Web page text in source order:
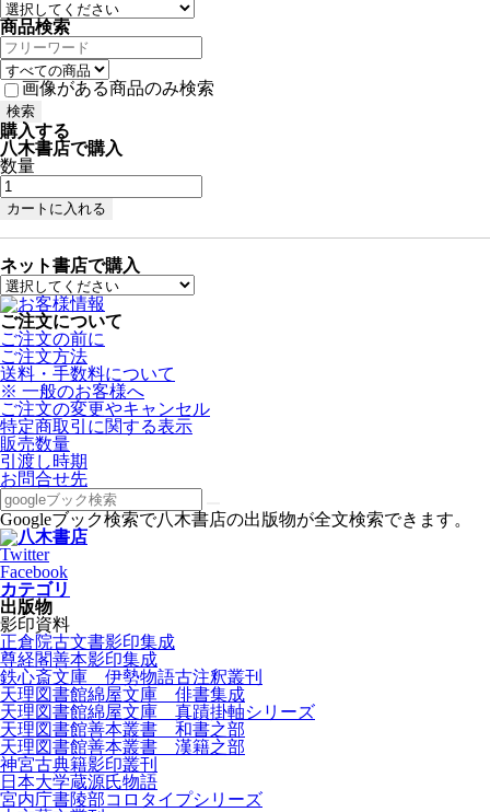
商品検索
画像がある商品のみ検索
購入する
八木書店で購入
数量
ネット書店で購入
ご注文について
ご注文の前に
ご注文方法
送料・手数料について
※ 一般のお客様へ
ご注文の変更やキャンセル
特定商取引に関する表示
販売数量
引渡し時期
お問合せ先
Googleブック検索で八木書店の出版物が全文検索できます。
Twitter
Facebook
カテゴリ
出版物
影印資料
正倉院古文書影印集成
尊経閣善本影印集成
鉄心斎文庫 伊勢物語古注釈叢刊
天理図書館綿屋文庫 俳書集成
天理図書館綿屋文庫 真蹟掛軸シリーズ
天理図書館善本叢書 和書之部
天理図書館善本叢書 漢籍之部
神宮古典籍影印叢刊
日本大学蔵源氏物語
宮内庁書陵部コロタイプシリーズ